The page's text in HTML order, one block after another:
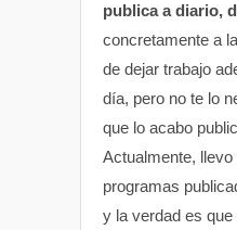
publica a diario,
concretamente a
de dejar trabajo
día, pero no te lo
que lo acabo
Actualmente,
programas
y la verdad es